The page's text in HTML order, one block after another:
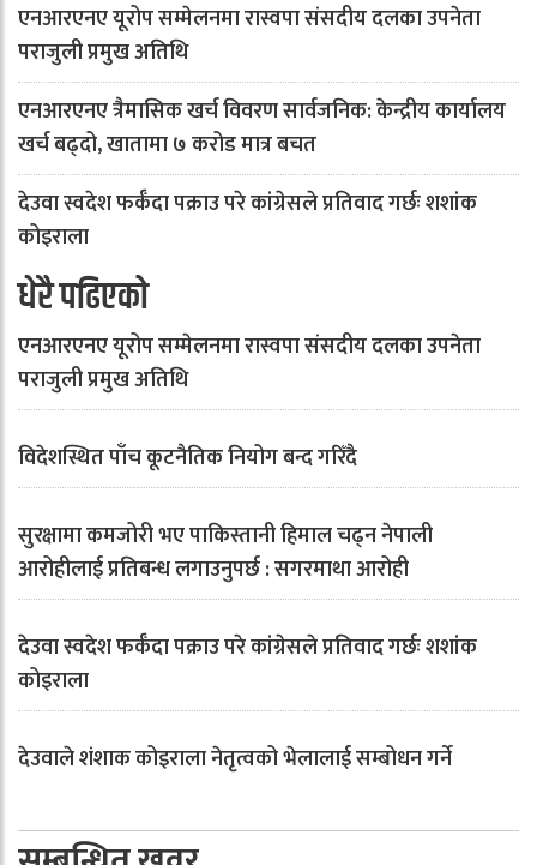
एनआरएनए यूरोप सम्मेलनमा रास्वपा संसदीय दलका उपनेता
पराजुली प्रमुख अतिथि
एनआरएनए त्रैमासिक खर्च विवरण सार्वजनिक: केन्द्रीय कार्यालय
खर्च बढ्दो, खातामा ७ करोड मात्र बचत
देउवा स्वदेश फर्कँदा पक्राउ परे कांग्रेसले प्रतिवाद गर्छः शशांक
कोइराला
धेरै पढिएको
एनआरएनए यूरोप सम्मेलनमा रास्वपा संसदीय दलका उपनेता
पराजुली प्रमुख अतिथि
विदेशस्थित पाँच कूटनैतिक नियोग बन्द गरिँदै
सुरक्षामा कमजोरी भए पाकिस्तानी हिमाल चढ्न नेपाली
आरोहीलाई प्रतिबन्ध लगाउनुपर्छ : सगरमाथा आरोही
देउवा स्वदेश फर्कँदा पक्राउ परे कांग्रेसले प्रतिवाद गर्छः शशांक
कोइराला
देउवाले शंशाक कोइराला नेतृत्वको भेलालाई सम्बोधन गर्ने